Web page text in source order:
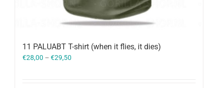
11 PALUABT T-shirt (when it flies, it dies)
€28,00 – €29,50